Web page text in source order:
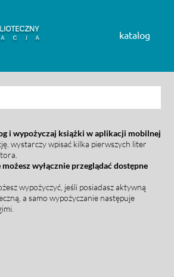
katalog
i wypożyczaj książki w aplikacji mobilnej
wystarczy wpisać kilka pierwszych liter
wyłącznie przeglądać dostępne
wypożyczyć, jeśli posiadasz aktywną
a samo wypożyczanie następuje